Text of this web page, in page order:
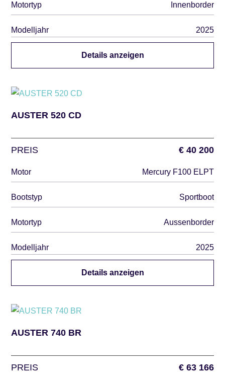
Motortyp Innenborder
Modelljahr 2025
Details anzeigen
AUSTER 520 CD
PREIS € 40 200
Motor Mercury F100 ELPT
Bootstyp Sportboot
Motortyp Aussenborder
Modelljahr 2025
Details anzeigen
AUSTER 740 BR
PREIS € 63 166